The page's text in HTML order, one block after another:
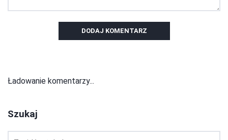
DODAJ KOMENTARZ
Ładowanie komentarzy...
Szukaj